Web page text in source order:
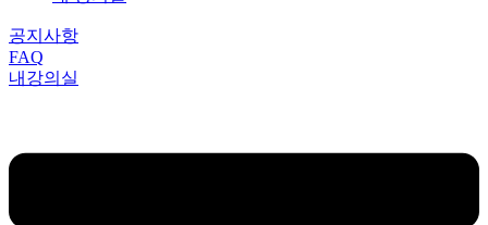
공지사항
FAQ
내강의실